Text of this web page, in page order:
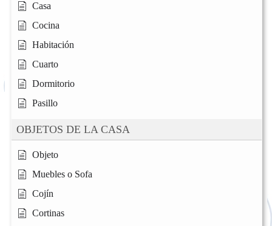
Casa
Cocina
Habitación
Cuarto
Dormitorio
Pasillo
OBJETOS DE LA CASA
Objeto
Muebles o Sofa
Cojín
Cortinas